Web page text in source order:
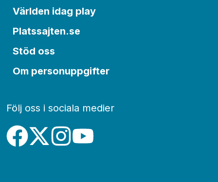
Världen idag play
Platssajten.se
Stöd oss
Om personuppgifter
Följ oss i sociala medier